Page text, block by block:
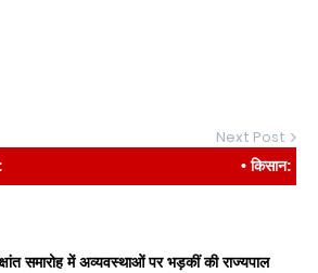
Next Post
• किसान: देश की
समारोह में अव्यवस्थाओं पर भड़कीं की राज्यपाल